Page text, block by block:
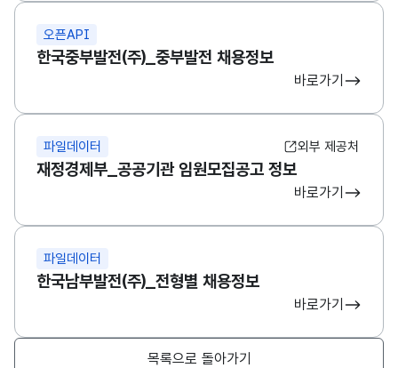
오픈API
한국중부발전(주)_중부발전 채용정보
바로가기
파일데이터 외부 제공처
재정경제부_공공기관 임원모집공고 정보
바로가기
파일데이터
한국남부발전(주)_전형별 채용정보
바로가기
목록으로 돌아가기